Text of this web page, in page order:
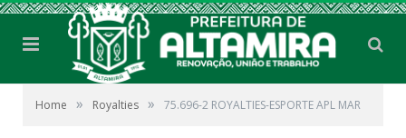
Home » Royalties » 75.696-2 ROYALTIES-ESPORTE APL MAR